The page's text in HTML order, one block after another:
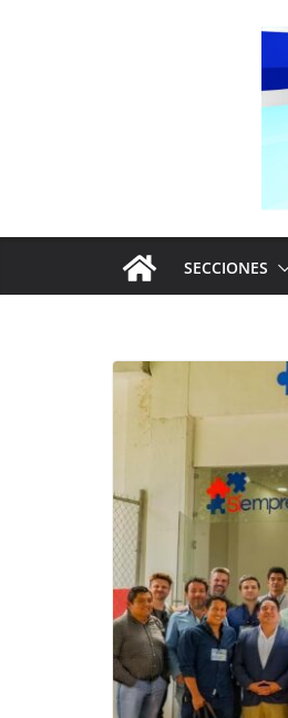
SECCIONES